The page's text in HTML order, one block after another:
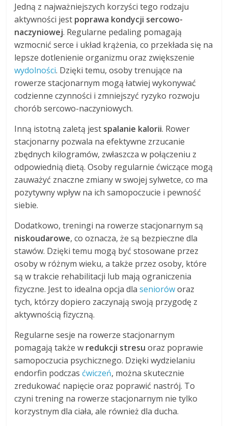
Jedną z najważniejszych korzyści tego rodzaju
aktywności jest poprawa kondycji sercowo-
naczyniowej. Regularne pedaling pomagają
wzmocnić serce i układ krążenia, co przekłada się na
lepsze dotlenienie organizmu oraz zwiększenie
wydolności. Dzięki temu, osoby trenujące na
rowerze stacjonarnym mogą łatwiej wykonywać
codzienne czynności i zmniejszyć ryzyko rozwoju
chorób sercowo-naczyniowych.
Inną istotną zaletą jest spalanie kalorii. Rower
stacjonarny pozwala na efektywne zrzucanie
zbędnych kilogramów, zwłaszcza w połączeniu z
odpowiednią dietą. Osoby regularnie ćwiczące mogą
zauważyć znaczne zmiany w swojej sylwetce, co ma
pozytywny wpływ na ich samopoczucie i pewność
siebie.
Dodatkowo, treningi na rowerze stacjonarnym są
niskoudarowe, co oznacza, że są bezpieczne dla
stawów. Dzięki temu mogą być stosowane przez
osoby w różnym wieku, a także przez osoby, które
są w trakcie rehabilitacji lub mają ograniczenia
fizyczne. Jest to idealna opcja dlasenioróworaz
tych, którzy dopiero zaczynają swoją przygodę z
aktywnością fizyczną.
Regularne sesje na rowerze stacjonarnym
pomagają także w redukcji stresu oraz poprawie
samopoczucia psychicznego. Dzięki wydzielaniu
endorfin podczas ćwiczeń, można skutecznie
zredukować napięcie oraz poprawić nastrój. To
czyni trening na rowerze stacjonarnym nie tylko
korzystnym dla ciała, ale również dla ducha.